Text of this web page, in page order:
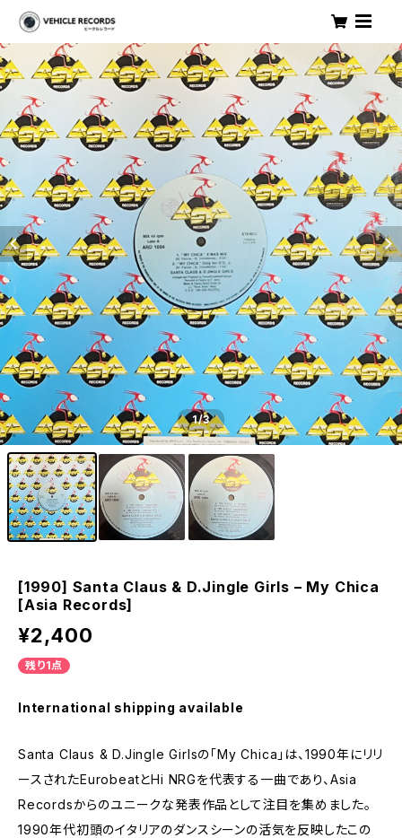
1/3
[1990] Santa Claus & D.Jingle Girls – My Chica
[Asia Records]
¥2,400
残り1点
International shipping available
Santa Claus & D.Jingle Girlsの「My Chica」は、1990年にリリ
ースされたEurobeatとHi NRGを代表する一曲であり、Asia
Recordsからのユニークな発表作品として注目を集めました。
1990年代初頭のイタリアのダンスシーンの活気を反映したこの